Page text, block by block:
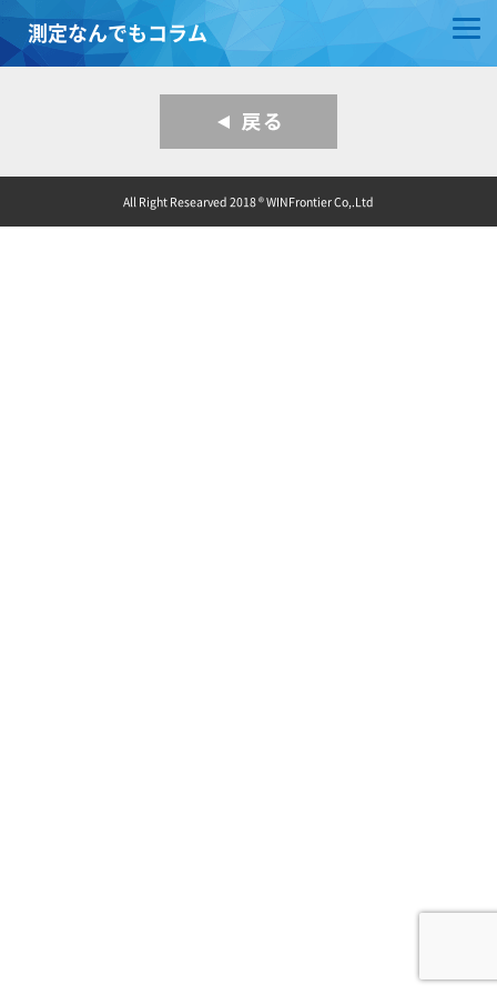
測定なんでもコラム
All Right Researved 2018 ® WINFrontier Co,.Ltd